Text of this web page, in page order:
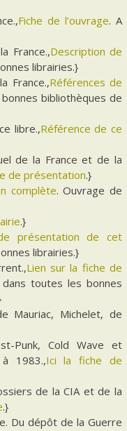
Fiche de l’ouvrage. A
France.,Description de
librairies.}
France.,Références de
bibliothèques de
libre.,Référence de ce
de la France et de la
de présentation.}
complète. Ouvrage de
.}
présentation de cet
librairies.}
Lien sur la fiche de
dans toutes les bonnes
Mauriac, Michelet, de
Punk, Cold Wave et
1983.,Ici la fiche de
de la CIA et de la
.}
Du dépôt de la Guerre